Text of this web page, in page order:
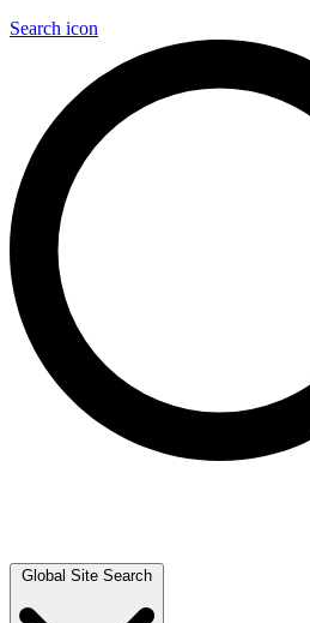
Search icon
Global Site Search